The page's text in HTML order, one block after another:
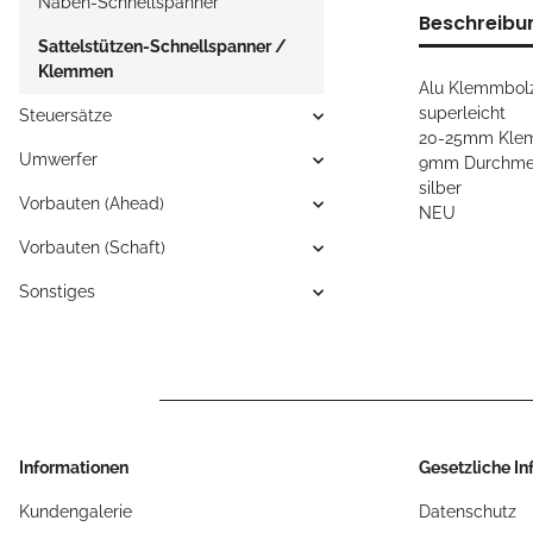
Alu
superleicht
20-25mm
9mm
silber
NEU
Sattelstützen-Schnellspanner /
Klemmen
Steuersätze
Umwerfer
Vorbauten (Ahead)
Vorbauten (Schaft)
Sonstiges
Informationen
Kundengalerie
Gesetzliche
Datenschutz